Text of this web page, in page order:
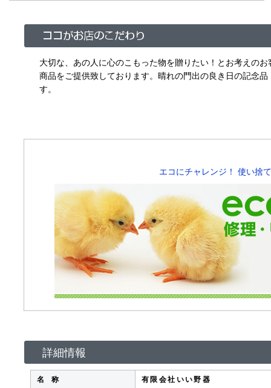
大切な、あの人に心のこもった物を贈りたい！とお考えの
商品をご提供致しております。晴れの門出の良き日の記念
す。
エコにチャレンジ！ 使い捨
詳細情報
名 称 有限会社いい野器